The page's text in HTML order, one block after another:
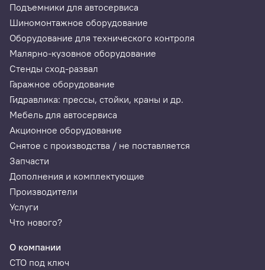
Подъемники для автосервиса
Шиномонтажное оборудование
Оборудование для технического контроля
Малярно-кузовное оборудование
Стенды сход-развал
Гаражное оборудование
Гидравлика: прессы, стойки, краны и др.
Мебель для автосервиса
Акционное оборудование
Снятое с производства / не поставляется
Запчасти
Дополнения и комплектующие
Производители
Услуги
Что нового?
О компании
СТО под ключ